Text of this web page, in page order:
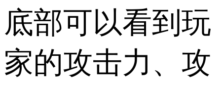
底部可以看到玩
家的攻击力、攻